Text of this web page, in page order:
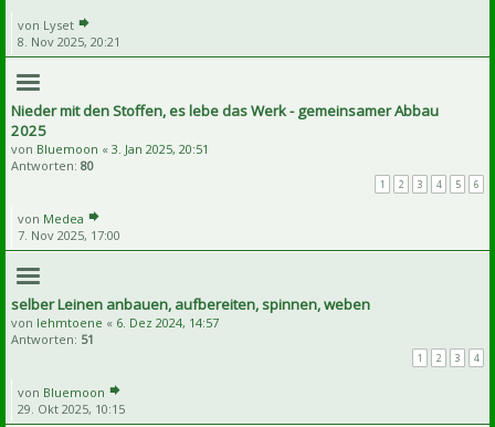
von Lyset
8. Nov 2025, 20:21
Nieder mit den Stoffen, es lebe das Werk - gemeinsamer Abbau
2025
von Bluemoon « 3. Jan 2025, 20:51
Antworten: 80
1 2 3 4 5 6
von Medea
7. Nov 2025, 17:00
selber Leinen anbauen, aufbereiten, spinnen, weben
von lehmtoene « 6. Dez 2024, 14:57
Antworten: 51
1 2 3 4
von Bluemoon
29. Okt 2025, 10:15